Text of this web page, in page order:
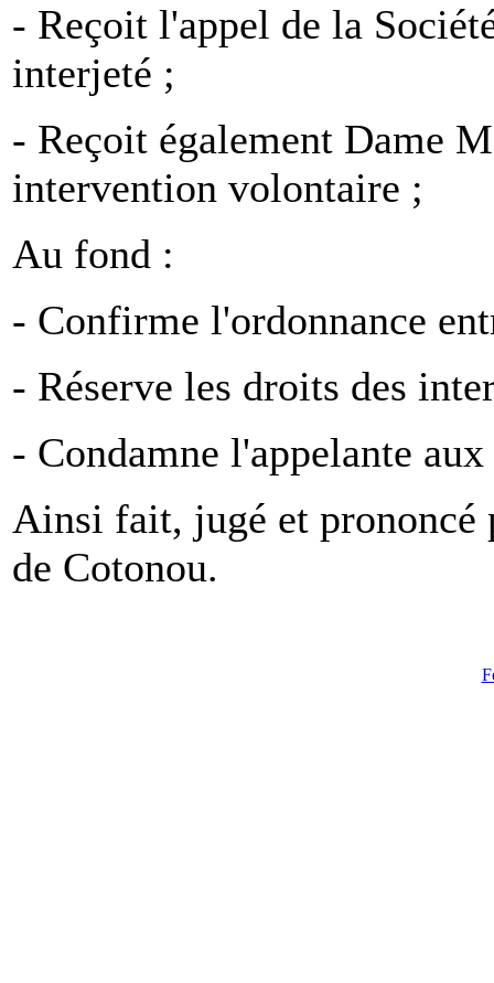
- Reçoit l'appel de la
interjeté ;
- Reçoit également Dame
intervention volontaire ;
Au fond :
- Confirme l'ordonnance
- Réserve les droits des
- Condamne l'appelante aux
Ainsi fait, jugé et prononcé
de Cotonou.